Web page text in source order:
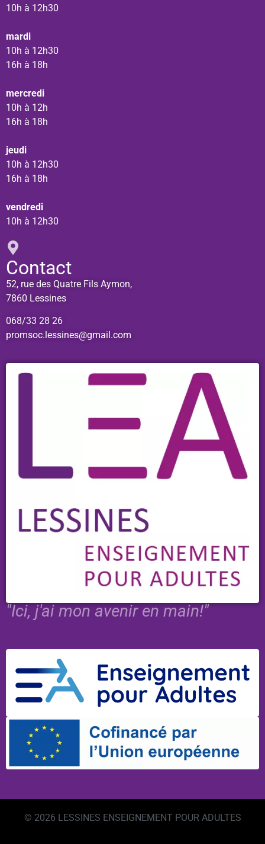
10h à 12h30
mardi
10h à 12h30
16h à 18h
mercredi
10h à 12h
16h à 18h
jeudi
10h à 12h30
16h à 18h
vendredi
10h à 12h30
Contact
52, rue des Quatre Fils Aymon,
7860 Lessines
068/33 28 26
promsoc.lessines@gmail.com
"Ici, j'ai mon avenir en main!"
© 2026 LESSINES ENSEIGNEMENT POUR ADULTES